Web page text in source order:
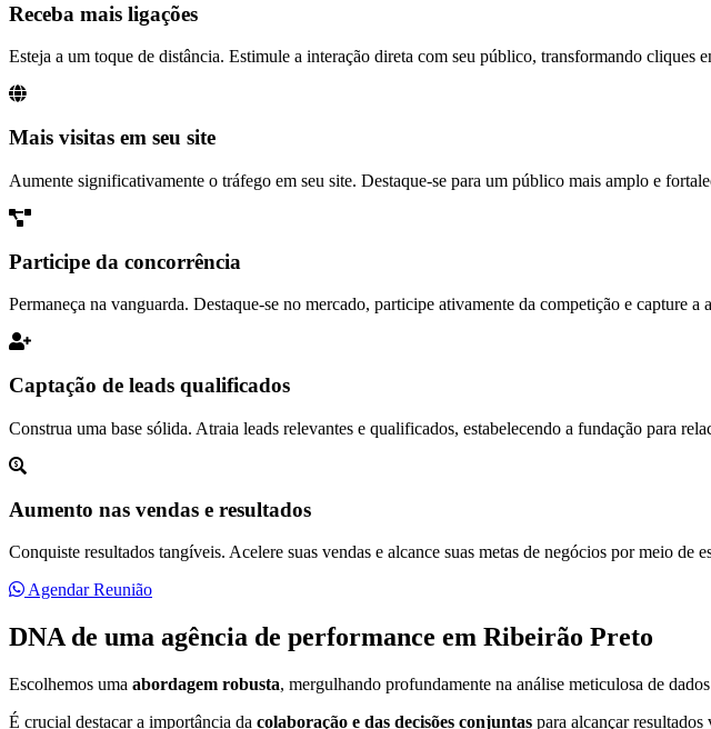
Receba mais ligações
Esteja a um toque de distância. Estimule a interação direta com seu público, transformando cliques
Mais visitas em seu site
Aumente significativamente o tráfego em seu site. Destaque-se para um público mais amplo e
Participe da concorrência
Permaneça na vanguarda. Destaque-se no mercado, participe ativamente da competição e capture a
Captação de leads qualificados
Construa uma base sólida. Atraia leads relevantes e qualificados, estabelecendo a fundação para
Aumento nas vendas e resultados
Conquiste resultados tangíveis. Acelere suas vendas e alcance suas metas de negócios por meio de
Agendar Reunião
DNA de uma agência de performance em Ribeirão Preto
Escolhemos uma abordagem robusta, mergulhando profundamente na análise meticulosa de
É crucial destacar a importância da colaboração e das decisões conjuntas para alcançar